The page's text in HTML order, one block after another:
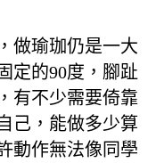
做瑜珈仍是一大
定的90度，腳趾
有不少需要倚靠
己，能做多少算
動作無法像同學